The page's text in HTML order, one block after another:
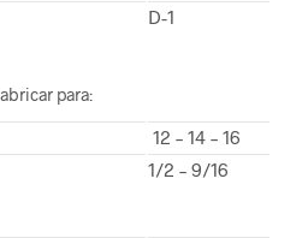
D-1
para:
12 – 14 – 16
1/2 – 9/16